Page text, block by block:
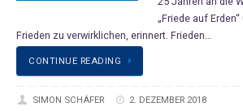
„Friede auf
Frieden zu verwirklichen, erinnert. Frieden…
CONTINUE READING
SIMON SCHÄFER
2. DEZEMBER 2018